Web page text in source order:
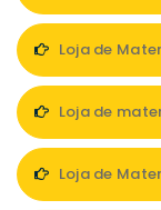
Loja de
Loja de
Loja de